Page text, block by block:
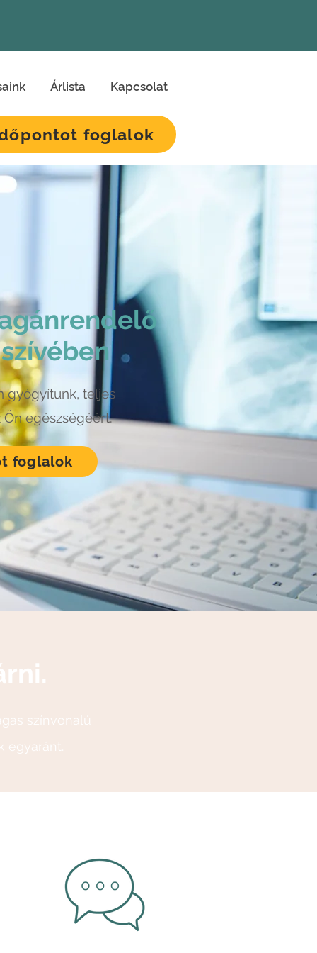
Árlista Kapcsolat
foglalok
gyógyítunk, teljes
egészségéért.
foglalok
színvonalú